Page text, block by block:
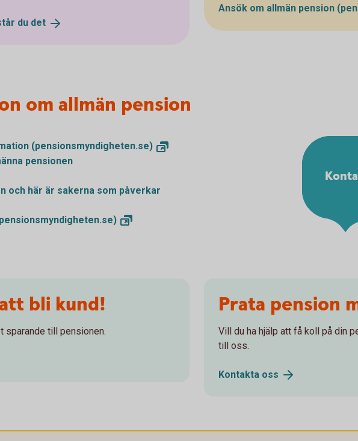
du det
Ansök om allmän pension
om allmän pension
(pensionsmyndigheten.se)
pensionen
och här är sakerna som påverkar
bli kund!
sparande till pensionen.
Prata pension
Vill du ha hjälp att få koll på din
till oss.
Kontakta oss